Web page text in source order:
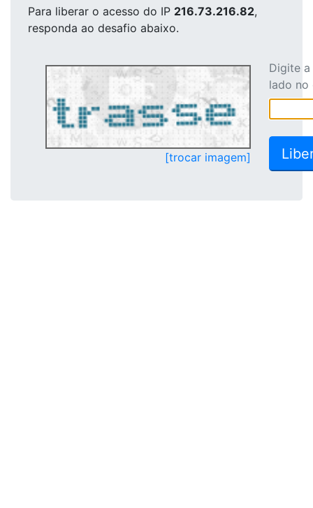
Para liberar o acesso do IP 216.73.216.82,
responda ao desafio abaixo.
[trocar imagem]
Digite
lado no